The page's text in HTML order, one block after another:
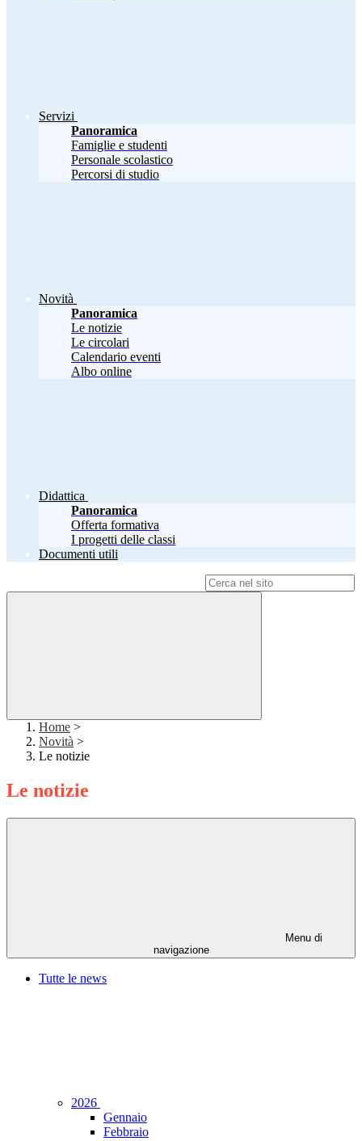
Servizi
Panoramica
Famiglie e studenti
Personale scolastico
Percorsi di studio
Novità
Panoramica
Le notizie
Le circolari
Calendario eventi
Albo online
Didattica
Panoramica
Offerta formativa
I progetti delle classi
Documenti utili
Home >
Novità >
Le notizie
Le notizie
Menu di
navigazione
Tutte le news
2026
Gennaio
Febbraio